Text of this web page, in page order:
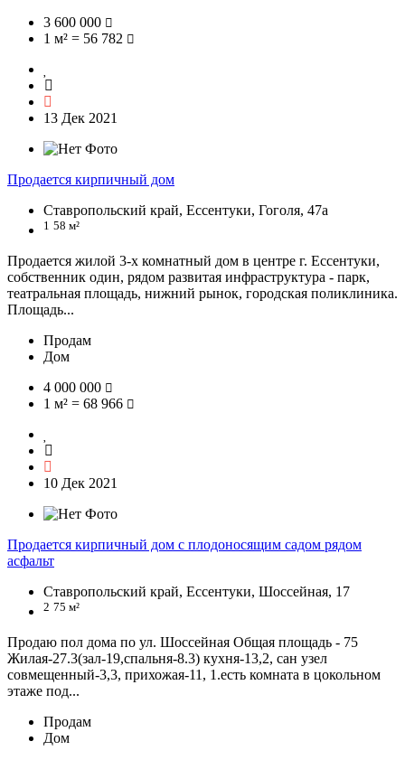
3 600 000
1 м² = 56 782
13 Дек 2021
Продается кирпичный дом
Ставропольский край, Ессентуки, Гоголя, 47а
1 58 м²
Продается жилой 3-х комнатный дом в центре г. Ессентуки,
собственник один, рядом развитая инфраструктура - парк,
театральная площадь, нижний рынок, городская поликлиника.
Площадь...
Продам
Дом
4 000 000
1 м² = 68 966
10 Дек 2021
Продается кирпичный дом с плодоносящим садом рядом
асфальт
Ставропольский край, Ессентуки, Шоссейная, 17
2 75 м²
Продаю пол дома по ул. Шоссейная Общая площадь - 75
Жилая-27.3(зал-19,спальня-8.3) кухня-13,2, сан узел
совмещенный-3,3, прихожая-11, 1.есть комната в цокольном
этаже под...
Продам
Дом